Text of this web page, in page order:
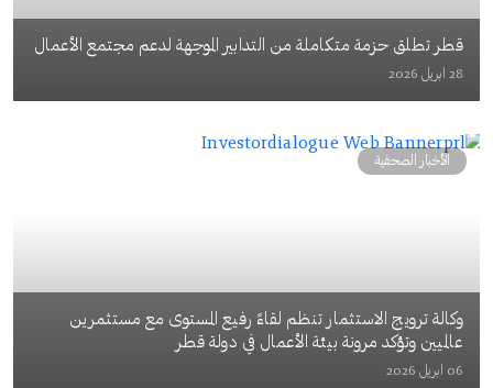
قطر تطلق حزمة متكاملة من التدابير الموجهة لدعم مجتمع الأعمال
28 ابريل 2026
الأخبار الصحفية
وكالة ترويج الاستثمار تنظم لقاءً رفيع المستوى مع مستثمرين
عالميين وتؤكد مرونة بيئة الأعمال في دولة قطر
06 ابريل 2026